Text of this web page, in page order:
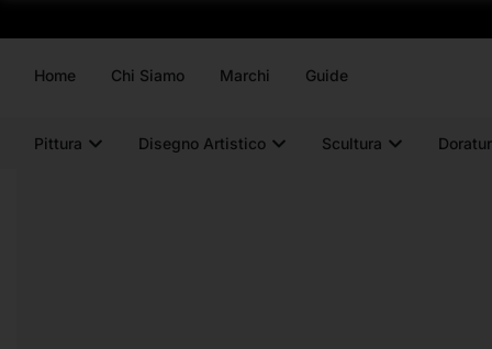
Home Chi Siamo Marchi Guide
Pittura Disegno Artistico Scultura